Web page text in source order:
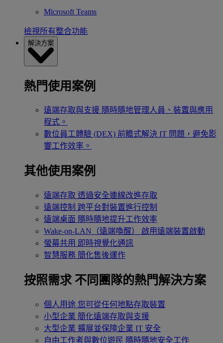
Microsoft Teams
檢視所有整合功能
解決方案
熱門使用案例
遠端存取與支援 隨時隨地管理人員、裝置與應用
程式。
數位員工體驗 (DEX) 前瞻式解決 IT 問題，避免影
響工作效率。
其他使用案例
遠端存取 透過安全連線改進存取
遠端控制 跨平台對裝置進行控制
遠端桌面 隨時隨地提升工作效率
Wake-on-LAN（遠端喚醒）
啟用遠端裝置啟動
螢幕共用 即時視覺化通訊
智慧服務 簡化售後運作
按照需求 不同團隊的熱門解決方案
個人用途 您可從任何地點存取裝置
小型企業 簡化遠端存取與支援
大型企業 擴展並保障企業 IT 安全
自由工作者與數位遊民 隨時隨地安全工作